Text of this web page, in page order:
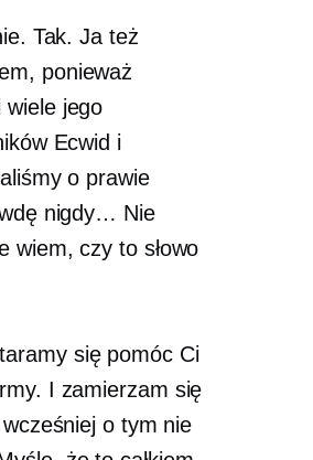
Tak. Ja też
ponieważ
wiele jego
Ecwid i
o prawie
nigdy… Nie
wiem, czy to słowo
się pomóc Ci
I zamierzam się
o tym nie